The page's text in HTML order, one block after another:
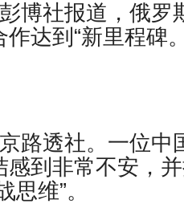
博社报道，俄罗
作达到“新里程碑
路透社。一位中
感到非常不安，
思维”。